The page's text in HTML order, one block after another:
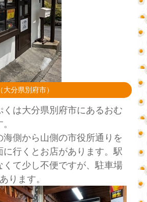
分県別府市）
くは大分県別府市にあるおむ
海側から山側の市役所通りを
に行くとお店があります。駅
くて少し不便ですが、駐車場
ります。